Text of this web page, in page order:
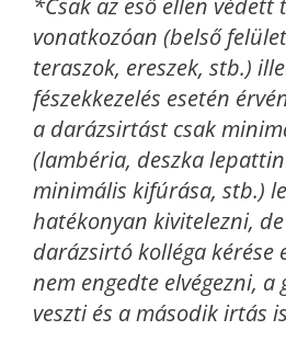
*Csak az eső ellen védett
vonatkozóan (belső
teraszok, ereszek, stb.)
fészekkezelés esetén
a darázsirtást csak
(lambéria, deszka
minimális kifúrása, stb.)
hatékonyan kivitelezni,
darázsirtó kolléga kérése
nem engedte elvégezni,
veszti és a második irtás